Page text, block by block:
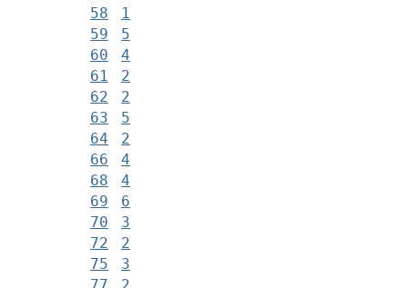
58
1
59
5
60
4
61
2
62
2
63
5
64
2
66
4
68
4
69
6
70
3
72
2
75
3